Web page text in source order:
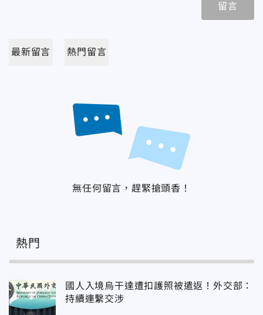
留言
最新留言 熱門留言
無任何留言，趕緊搶頭香！
熱門
國人入境烏干達遭扣護照被遣返！外交部：
持續連繫交涉